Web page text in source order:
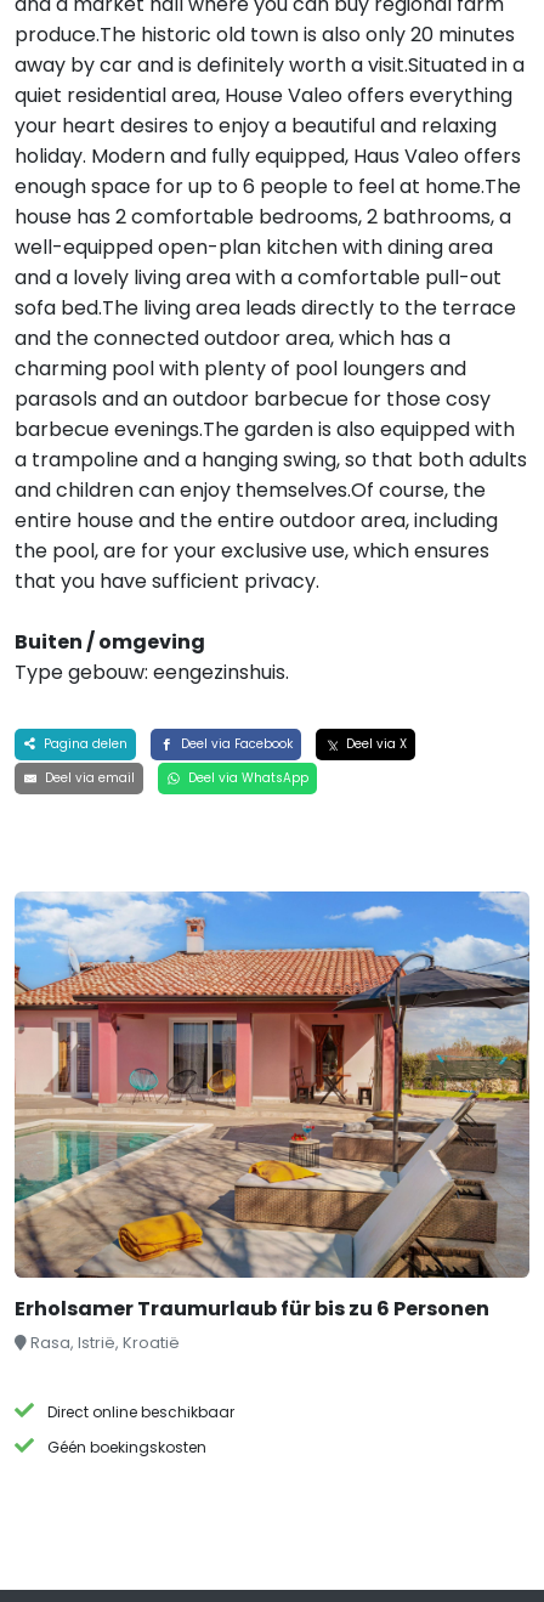
produce.The historic old town is also only 20 minutes
away by car and is definitely worth a visit.Situated in a
quiet residential area, House Valeo offers everything
your heart desires to enjoy a beautiful and relaxing
holiday. Modern and fully equipped, Haus Valeo offers
enough space for up to 6 people to feel at home.The
house has 2 comfortable bedrooms, 2 bathrooms, a
well-equipped open-plan kitchen with dining area
and a lovely living area with a comfortable pull-out
sofa bed.The living area leads directly to the terrace
and the connected outdoor area, which has a
charming pool with plenty of pool loungers and
parasols and an outdoor barbecue for those cosy
barbecue evenings.The garden is also equipped with
a trampoline and a hanging swing, so that both adults
and children can enjoy themselves.Of course, the
entire house and the entire outdoor area, including
the pool, are for your exclusive use, which ensures
that you have sufficient privacy.
Buiten / omgeving
Type gebouw: eengezinshuis.
Pagina delen Deel via Facebook
Deel via X
Deel via email
Deel via WhatsApp
Erholsamer Traumurlaub für bis zu 6 Personen
Rasa, Istrië, Kroatië
Direct online beschikbaar
Géén boekingskosten